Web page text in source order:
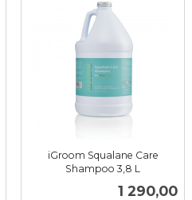
iGroom Squalane Care
Shampoo 3,8 L
Pris
1 290,00